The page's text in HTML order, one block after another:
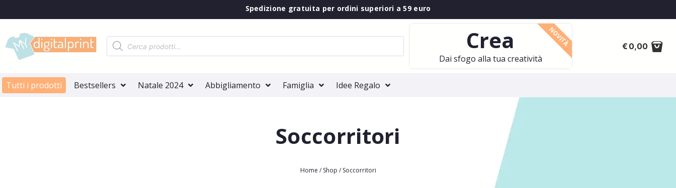
Spedizione gratuita per ordini superiori a 59 euro
Crea
Dai sfogo alla tua creatività
NOVITÀ 0,00
€
Tutti i prodotti Bestsellers Natale 2024 Abbigliamento Famiglia Idee Regalo
Soccorritori
Home / Shop / Soccorritori